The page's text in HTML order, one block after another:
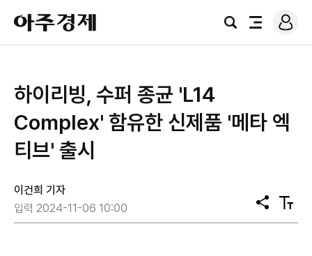
아
주
경
검
전
로
그
하이리빙, 수퍼 종균 'L14
Complex' 함유한 신제품 '메타 엑
티브' 출시
이건희 기자
입력 2024-11-06 10:00
공
유
텍
스